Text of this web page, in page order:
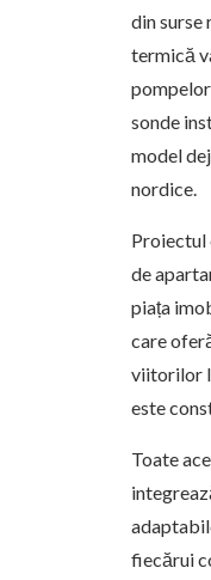
din surse
termică
sonde
model
nordice.
Proiectul
de
piața
care
viitorilor
este
Toate
fiecărui